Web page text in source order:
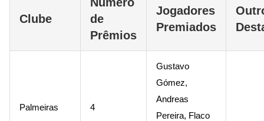
Clube
de
Prêmios
Jogadores
Premiados
Palmeiras 4
Gustavo
Gómez,
Andreas
Pereira, Flaco